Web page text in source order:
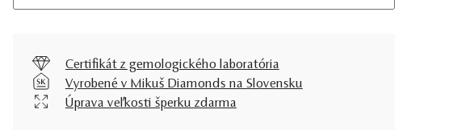
Certifikát z gemologického laboratória
Vyrobené v Mikuš Diamonds na Slovensku
Úprava veľkosti šperku zdarma